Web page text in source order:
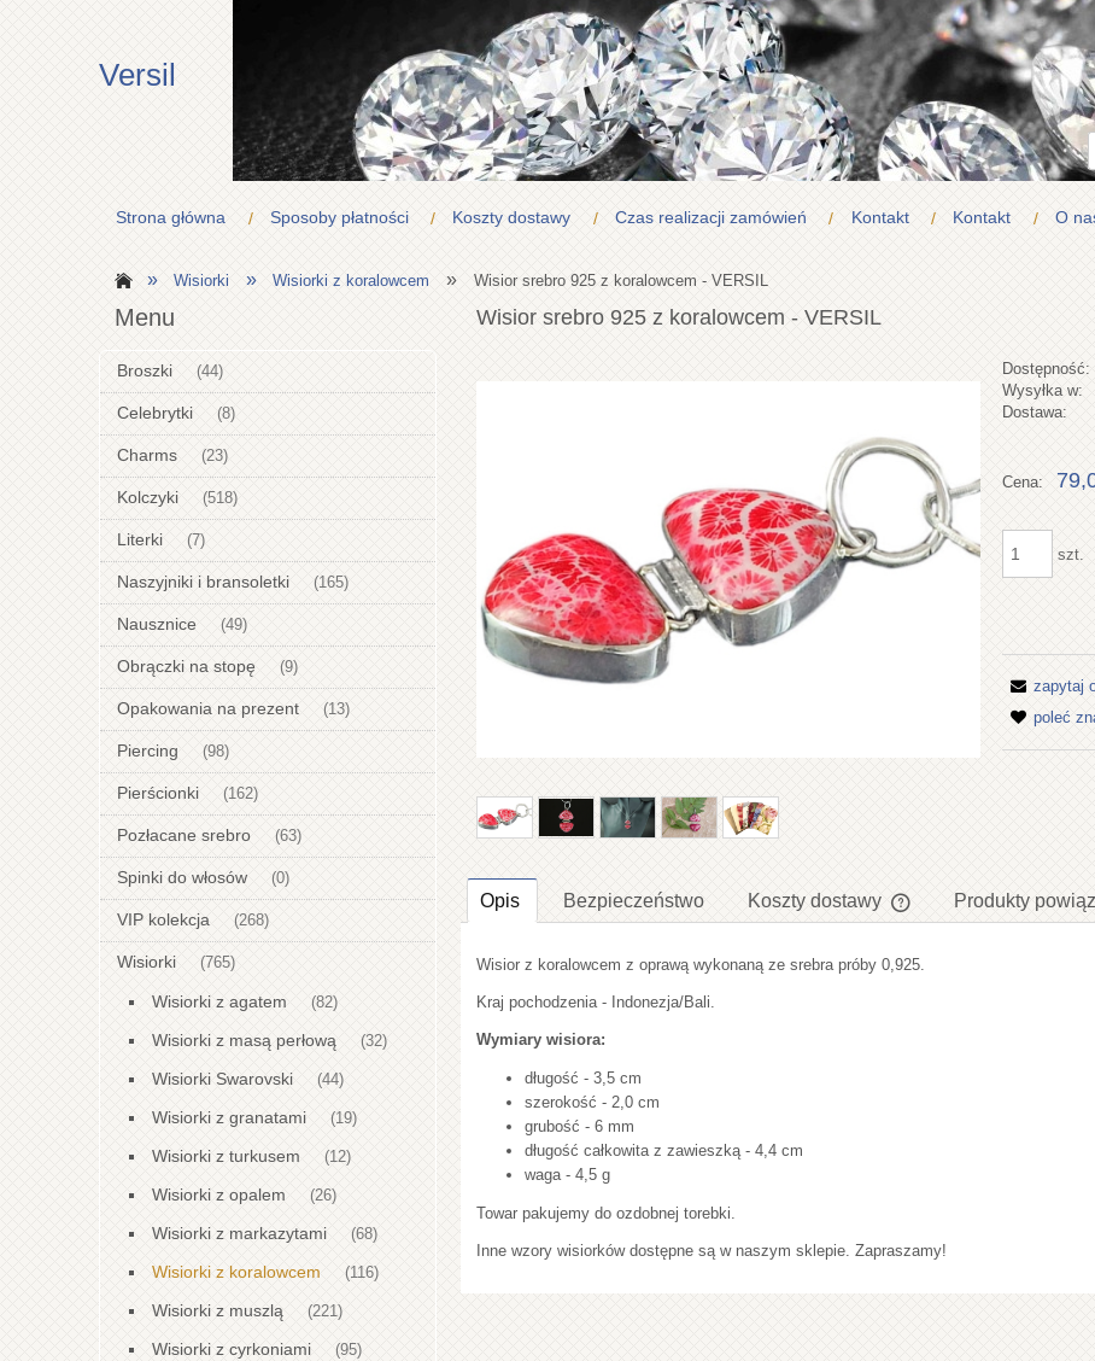
Versil
Strona główna Sposoby płatności Koszty dostawy Czas realizacji zamówień Kontakt Kontakt O
» Wisiorki » Wisiorki z koralowcem » Wisior srebro 925 z koralowcem - VERSIL
Menu
Broszki (44)
Celebrytki (8)
Charms (23)
Kolczyki (518)
Literki (7)
Naszyjniki i bransoletki (165)
Nausznice (49)
Obrączki na stopę (9)
Opakowania na prezent (13)
Piercing (98)
Pierścionki (162)
Pozłacane srebro (63)
Spinki do włosów (0)
VIP kolekcja (268)
Wisiorki (765)
Wisiorki z agatem (82)
Wisiorki z masą perłową (32)
Wisiorki Swarovski (44)
Wisiorki z granatami (19)
Wisiorki z turkusem (12)
Wisiorki z opalem (26)
Wisiorki z markazytami (68)
Wisiorki z koralowcem (116)
Wisiorki z muszlą (221)
Wisiorki z cyrkoniami (95)
Wisior srebro 925 z koralowcem - VERSIL
Dostępność:
Wysyłka w:
Dostawa:
Cena:
szt.
zapytaj
poleć
Opis Bezpieczeństwo Koszty dostawy
Cena nie zawiera
Produkty
Wisior z koralowcem z oprawą wykonaną ze srebra próby 0,925.
Kraj pochodzenia - Indonezja/Bali.
Wymiary wisiora:
długość - 3,5 cm
szerokość - 2,0 cm
grubość - 6 mm
długość całkowita z zawieszką - 4,4 cm
waga - 4,5 g
Towar pakujemy do ozdobnej torebki.
Inne wzory wisiorków dostępne są w naszym sklepie. Zapraszamy!